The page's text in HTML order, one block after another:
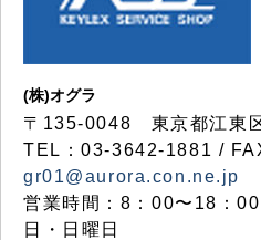
(株)オグラ
〒135-0048 東京都江東
TEL：03-3642-1881 /
gr01@aurora.con.ne.jp
営業時間：8：00〜18：
日・日曜日